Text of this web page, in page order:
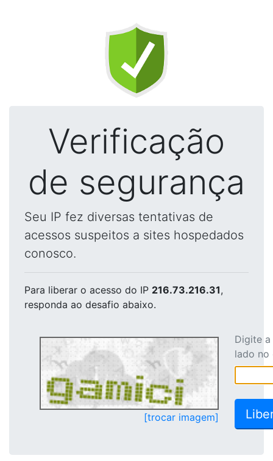
Verificação
de segurança
Seu IP fez diversas tentativas de
acessos suspeitos a sites hospedados
conosco.
Para liberar o acesso do IP 216.73.216.31,
responda ao desafio abaixo.
[trocar imagem]
Digite
lado no